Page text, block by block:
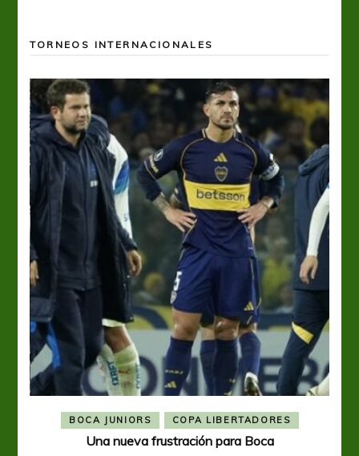
TORNEOS INTERNACIONALES
BOCA JUNIORS COPA LIBERTADORES
Una nueva frustración para Boca